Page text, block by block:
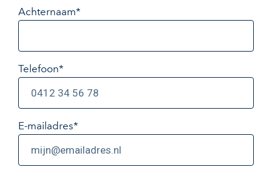
Achternaam*
Telefoon*
E-mailadres*